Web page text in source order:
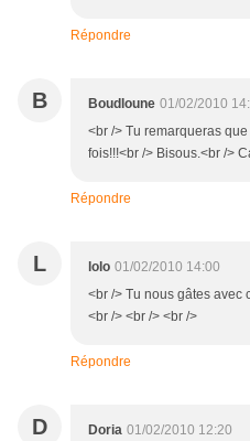
Répondre
B Boudloune 01/02/2010
<br /> Tu remarqueras
fois!!!<br /> Bisous.<br />
Répondre
L lolo 01/02/2010 14:00
<br /> Tu nous gâtes avec
<br /> <br /> <br />
Répondre
D Doria 01/02/2010 12:20